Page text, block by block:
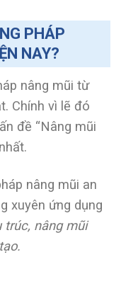
PHÁP
NAY?
nâng mũi từ
Chính vì lẽ đó
đề “Nâng mũi
nâng mũi an
xuyên ứng dụng
trúc, nâng mũi